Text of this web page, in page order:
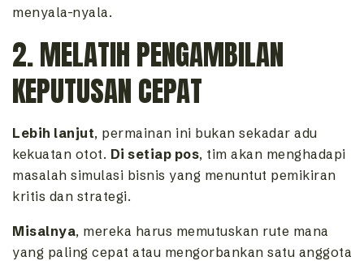
menyala-nyala.
2. MELATIH PENGAMBILAN
KEPUTUSAN CEPAT
Lebih lanjut, permainan ini bukan sekadar adu
kekuatan otot. Di setiap pos, tim akan menghadapi
masalah simulasi bisnis yang menuntut pemikiran
kritis dan strategi.
Misalnya, mereka harus memutuskan rute mana
yang paling cepat atau mengorbankan satu anggota